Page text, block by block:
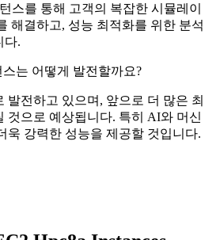
스를 통해 고객의 복잡한 시뮬레이
해결하고, 성능 최적화를 위한 분석
다.
는 어떻게 발전할까요?
발전하고 있으며, 앞으로 더 많은 최
것으로 예상됩니다. 특히 AI와 머신
욱 강력한 성능을 제공할 것입니다.